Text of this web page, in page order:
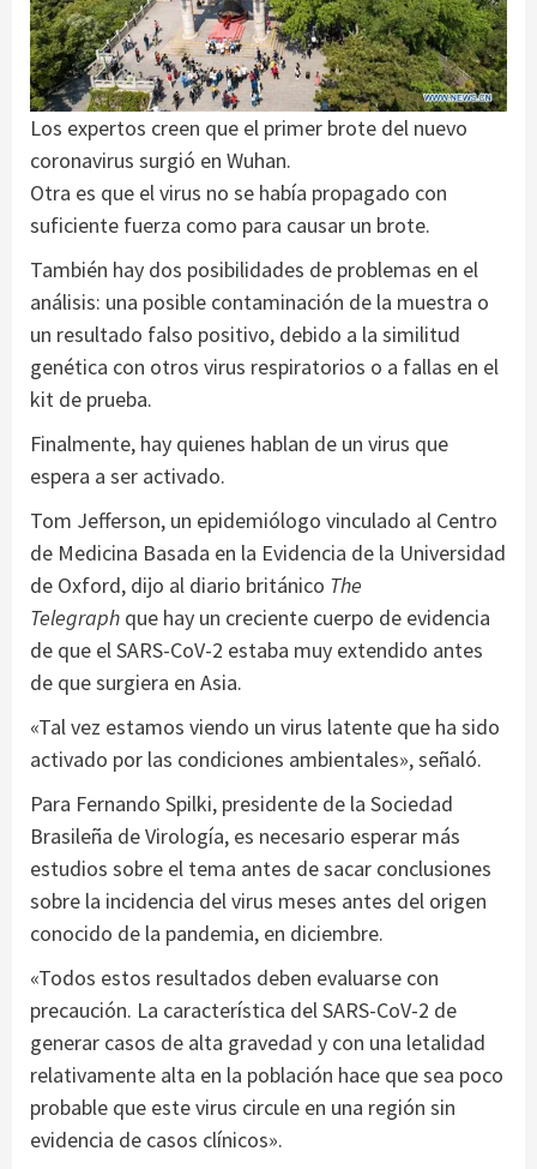
Los expertos creen que el primer brote del nuevo
coronavirus surgió en Wuhan.
Otra es que el virus no se había propagado con
suficiente fuerza como para causar un brote.
También hay dos posibilidades de problemas en el
análisis: una posible contaminación de la muestra o
un resultado falso positivo, debido a la similitud
genética con otros virus respiratorios o a fallas en el
kit de prueba.
Finalmente, hay quienes hablan de un virus que
espera a ser activado.
Tom Jefferson, un epidemiólogo vinculado al Centro
de Medicina Basada en la Evidencia de la Universidad
de Oxford, dijo al diario británico The
Telegraph que hay un creciente cuerpo de evidencia
de que el SARS-CoV-2 estaba muy extendido antes
de que surgiera en Asia.
«Tal vez estamos viendo un virus latente que ha sido
activado por las condiciones ambientales», señaló.
Para Fernando Spilki, presidente de la Sociedad
Brasileña de Virología, es necesario esperar más
estudios sobre el tema antes de sacar conclusiones
sobre la incidencia del virus meses antes del origen
conocido de la pandemia, en diciembre.
«Todos estos resultados deben evaluarse con
precaución. La característica del SARS-CoV-2 de
generar casos de alta gravedad y con una letalidad
relativamente alta en la población hace que sea poco
probable que este virus circule en una región sin
evidencia de casos clínicos».